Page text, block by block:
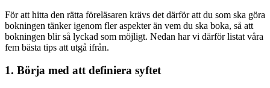
För att hitta den rätta föreläsaren krävs det därför att du som ska göra
bokningen tänker igenom fler aspekter än vem du ska boka, så att
bokningen blir så lyckad som möjligt. Nedan har vi därför listat våra
fem bästa tips att utgå ifrån.
1. Börja med att definiera syftet